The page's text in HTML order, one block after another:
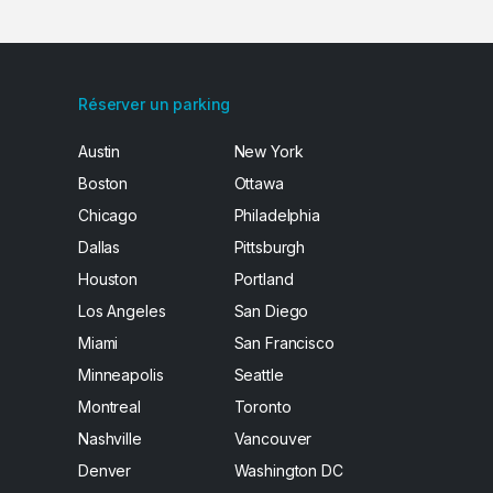
Réserver un parking
Austin
Boston
Chicago
Dallas
Houston
Los Angeles
Miami
Minneapolis
Montreal
Nashville
Denver
New York
Ottawa
Philadelphia
Pittsburgh
Portland
San Diego
San Francisco
Seattle
Toronto
Vancouver
Washington DC